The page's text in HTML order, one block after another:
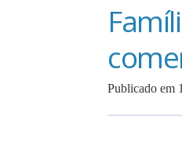
Publicado em